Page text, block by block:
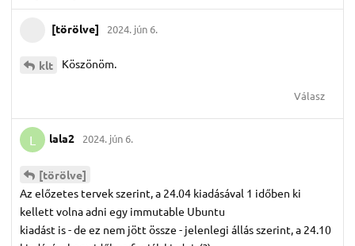
[törölve] 2024. jún 6.
klt Köszönöm.
Válasz
L lala2 2024. jún 6.
[törölve]
Az előzetes tervek szerint, a 24.04 kiadásával 1 időben ki
kellett volna adni egy immutable Ubuntu
kiadást is - de ez nem jött össze - jelenlegi állás szerint, a 24.10